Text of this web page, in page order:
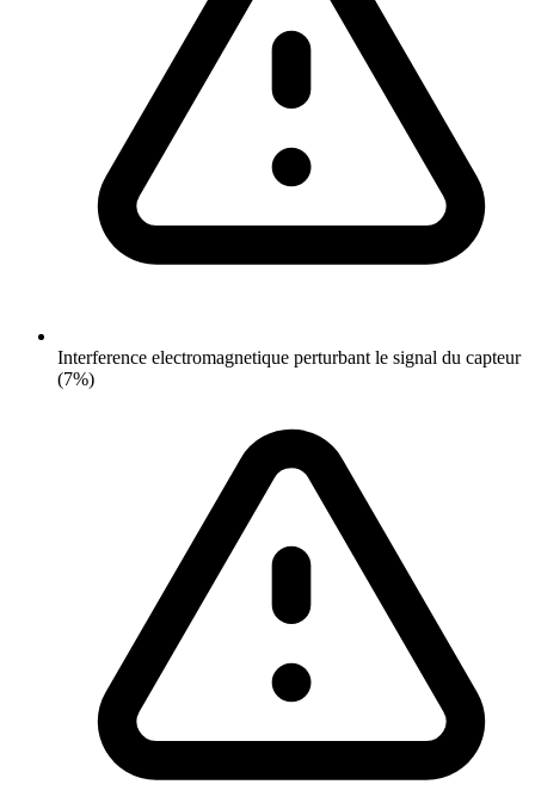
Interference electromagnetique perturbant le signal du capteur
(7%)